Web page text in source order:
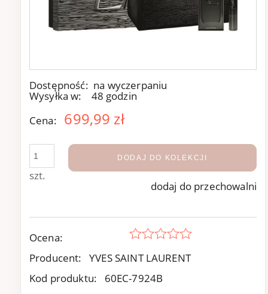
Dostępność: na wyczerpaniu
Wysyłka w:
48 godzin
Cena:
699,99 zł
szt.
DODAJ DO KOLEKCJI
dodaj do przechowalni
Ocena:
Producent:
YVES SAINT LAURENT
Kod produktu:
60EC-7924B